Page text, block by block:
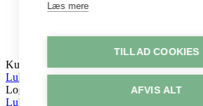
Kurv
Luk
Log ind
Luk
Læs mere
TILLAD COOKIES
AFVIS ALT